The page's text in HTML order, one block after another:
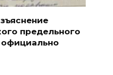
предельного